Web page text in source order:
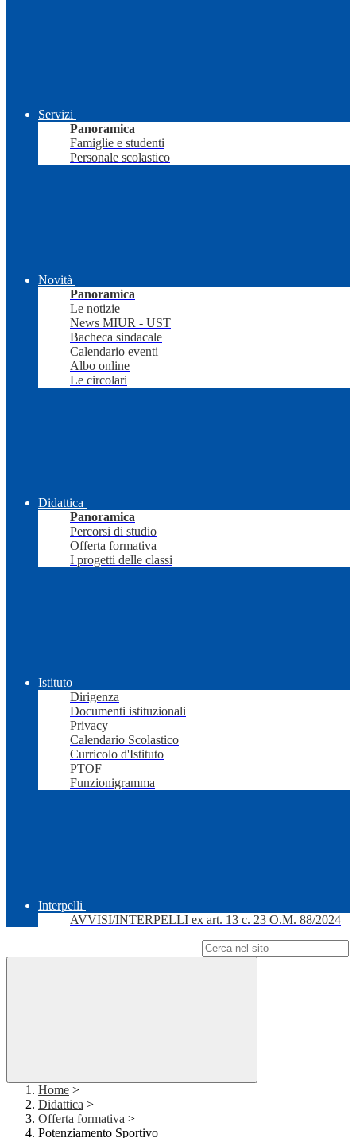
Servizi
Panoramica
Famiglie e studenti
Personale scolastico
Novità
Panoramica
Le notizie
News MIUR - UST
Bacheca sindacale
Calendario eventi
Albo online
Le circolari
Didattica
Panoramica
Percorsi di studio
Offerta formativa
I progetti delle classi
Istituto
Dirigenza
Documenti istituzionali
Privacy
Calendario Scolastico
Curricolo d'Istituto
PTOF
Funzionigramma
Interpelli
AVVISI/INTERPELLI ex art. 13 c. 23 O.M. 88/2024
Home >
Didattica >
Offerta formativa >
Potenziamento Sportivo